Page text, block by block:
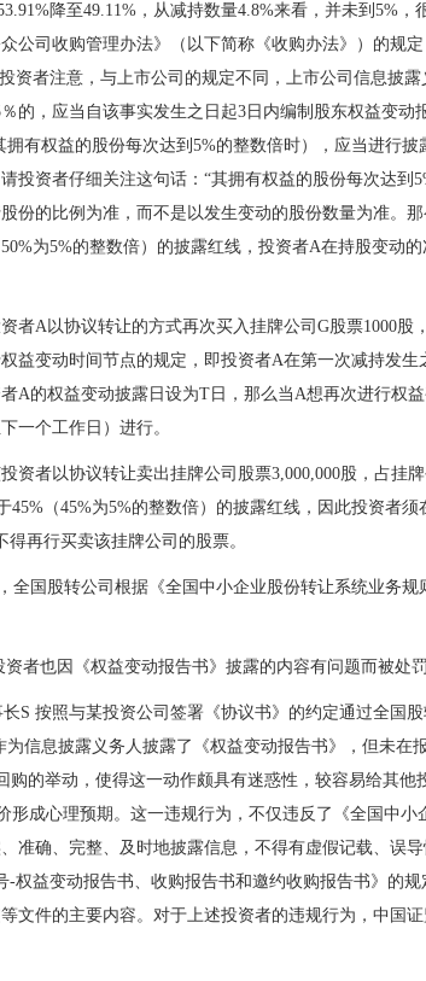
降至49.11%，从减持数量4.8%来看，并未到5%，
公司收购管理办法》（以下简称《收购办法》）的规
资者注意，与上市公司的规定不同，上市公司信息披
的，应当自该事实发生之日起3日内编制股东权益变动
有权益的股份每次达到5%的整数倍时），应当进行
投资者仔细关注这句话：“其拥有权益的股份每次达到
份的比例为准，而不是以发生变动的股份数量为准。
为5%的整数倍）的披露红线，投资者A在持股变动
A以协议转让的方式再次买入挂牌公司G股票1000股
益变动时间节点的规定，即投资者A在第一次减持发
A的权益变动披露日设为T日，那么当A想再次进行权
一个工作日）进行。
者以协议转让卖出挂牌公司股票3,000,000股，占挂
45%（45%为5%的整数倍）的披露红线，因此投资者
再行买卖该挂牌公司的股票。
国股转公司根据《全国中小企业股份转让系统业务规
也因《权益变动报告书》披露的内容有问题而被处罚
按照与某投资公司签署《协议书》的约定通过全国
为信息披露义务人披露了《权益变动报告书》，但未
购的举动，使得这一动作颇具有迷惑性，较容易给其他
形成心理预期。这一违规行为，不仅违反了《全国中
准确、完整、及时地披露信息，不得有虚假记载、误
-权益变动报告书、收购报告书和邀约收购报告书》的
文件的主要内容。对于上述投资者的违规行为，中国